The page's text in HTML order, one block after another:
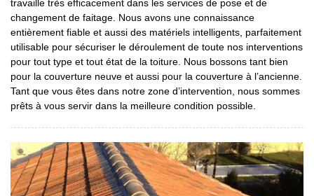
travaille très efficacement dans les services de pose et de
changement de faitage. Nous avons une connaissance
entièrement fiable et aussi des matériels intelligents, parfaitement
utilisable pour sécuriser le déroulement de toute nos interventions
pour tout type et tout état de la toiture. Nous bossons tant bien
pour la couverture neuve et aussi pour la couverture à l’ancienne.
Tant que vous êtes dans notre zone d’intervention, nous sommes
prêts à vous servir dans la meilleure condition possible.